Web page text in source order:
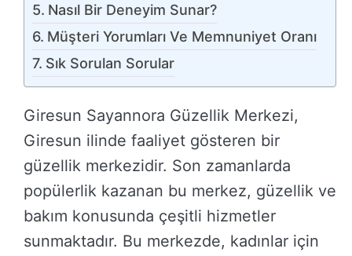
Nasıl Bir Deneyim Sunar?
Müşteri Yorumları Ve Memnuniyet Oranı
Sık Sorulan Sorular
Giresun Sayannora Güzellik Merkezi,
Giresun ilinde faaliyet gösteren bir
güzellik merkezidir. Son zamanlarda
popülerlik kazanan bu merkez, güzellik ve
bakım konusunda çeşitli hizmetler
sunmaktadır. Bu merkezde, kadınlar için